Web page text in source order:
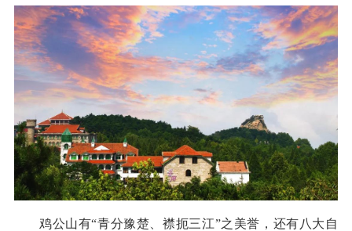
鸡公山有“青分豫楚、襟扼三江”之美誉，还有八大自